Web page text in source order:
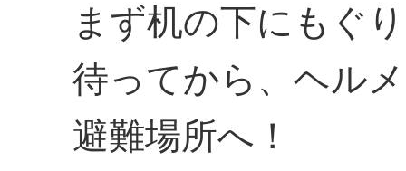
まず机の下にもぐ
待ってから、ヘル
避難場所へ！